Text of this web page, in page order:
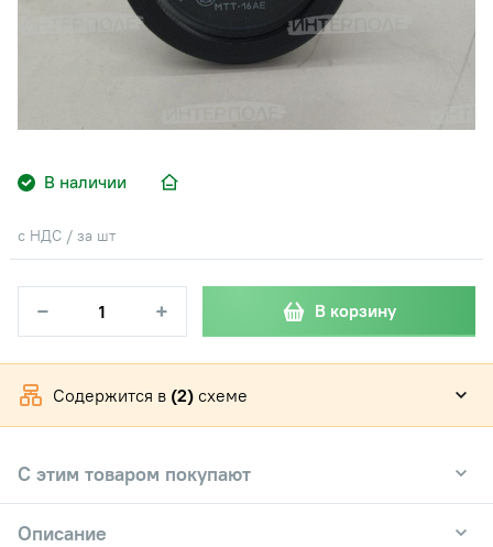
В наличии
с НДС / за шт
− + В корзину
Содержится в (2) схеме
С этим товаром покупают
Описание